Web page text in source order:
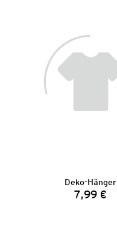
Deko-Hänger
Preis:
7,99 €